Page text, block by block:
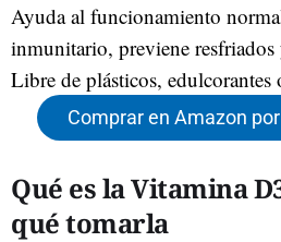
Ayuda al funcionamiento
inmunitario, previene resfriados
Libre de plásticos,
Comprar en Amazon
Qué es la Vitamina
qué tomarla